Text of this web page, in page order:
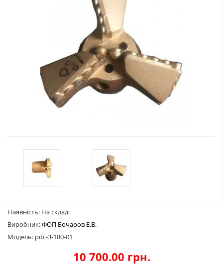
Наявність: На складі
Виробник:ФОП Бочаров Е.В.
Модель: pdc-3-180-01
10 700.00 грн.